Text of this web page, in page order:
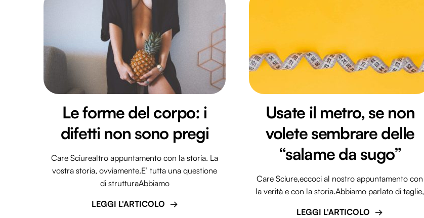
Le forme del corpo: i
difetti non sono pregi
Care Sciurealtro appuntamento con la storia. La
vostra storia, ovviamente.E’ tutta una questione
di strutturaAbbiamo
LEGGI L'ARTICOLO
Usate il metro, se non
volete sembrare delle
“salame da sugo”
Care Sciure,eccoci al nostro appuntamento con
la verità e con la storia.Abbiamo parlato di taglie,
LEGGI L'ARTICOLO